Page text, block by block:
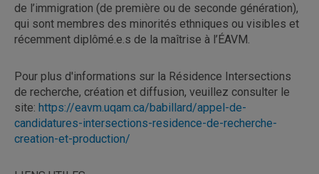
de l’immigration (de première ou de seconde génération),
qui sont membres des minorités ethniques ou visibles et
récemment diplômé.e.s de la maîtrise à l’ÉAVM.
Pour plus d'informations sur la Résidence Intersections
de recherche, création et diffusion, veuillez consulter le
site: https://eavm.uqam.ca/babillard/appel-de-
candidatures-intersections-residence-de-recherche-
creation-et-production/